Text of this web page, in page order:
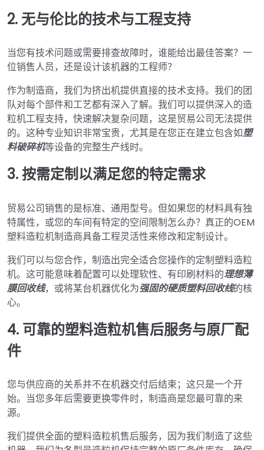
2. 无与伦比的技术与工程支持
当您有技术问题或需要排查故障时，谁能给出最佳答案？一
位销售人员，还是设计该机器的工程师？
作为制造商，我们为挤出机提供直接的技术支持。我们的团
队对每个部件和工艺都有深入了解。我们可以提供深入的造
粒机工程支持，快速解决复杂问题，这是贸易公司无法提供
的。这种专业知识非常宝贵，尤其是在您正在建立包含如塑
料破碎机等设备的完整生产线时。
3. 按需定制以满足您的特定需求
贸易公司销售的是标准、通用型号。但如果您的材料具有独
特属性，或您的车间有特定的空间限制怎么办？真正的OEM
塑料造粒机制造商具备工程灵活性来修改和定制设计。
我们可以与您合作，制造出完全适合您操作的定制塑料造粒
机。这可能意味着配置可以处理软性、有印刷材料的理想薄
膜回收线，或将某台机器优化为强固的硬质塑料回收线的核
心。
4. 可靠的塑料造粒机售后服务与原厂配
件
您与供应商的关系并不在机器交付后结束；这只是一个开
始。当您多年后需要更换零件时，制造商是您最可靠的来
源。
我们提供全面的塑料造粒机售后服务，因为我们制造了这些